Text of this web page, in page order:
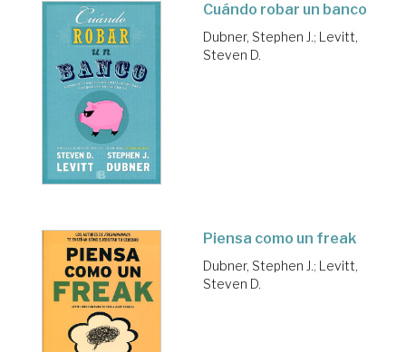
Cuándo robar un banco
Dubner, Stephen J.; Levitt,
Steven D.
Piensa como un freak
Dubner, Stephen J.; Levitt,
Steven D.